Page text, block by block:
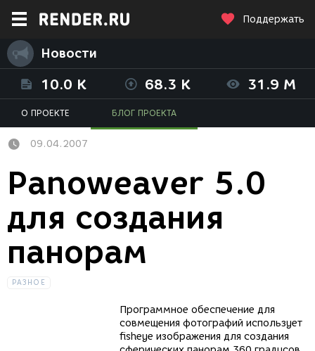
Поддержать
Новости
10.0 K 68.3 K 31.9 M
О ПРОЕКТЕ БЛОГ ПРОЕКТА
09.04.2007
Panoweaver 5.0
для создания
панорам
РАЗНОЕ
Программное обеспечение для
совмещения фотографий использует
fisheye изображения для создания